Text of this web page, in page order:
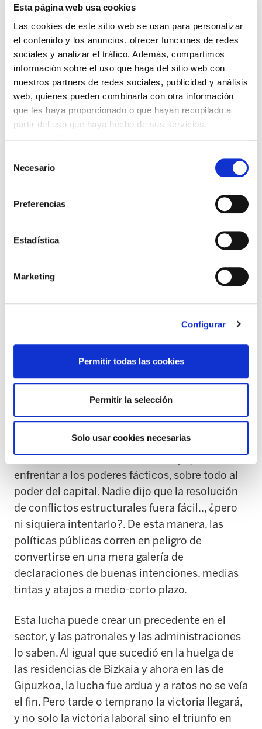
Esta página web usa cookies
Las cookies de este sitio web se usan para personalizar
el contenido y los anuncios, ofrecer funciones de redes
sociales y analizar el tráfico. Además, compartimos
información sobre el uso que haga del sitio web con
nuestros partners de redes sociales, publicidad y análisis
web, quienes pueden combinarla con otra información
que les haya proporcionado o que hayan recopilado a
partir del uso que haya hecho de sus servicios.
Necesario
Preferencias
Estadística
Marketing
Configurar
Permitir todas las cookies
Permitir la selección
Solo usar cookies necesarias
servicio que no debería ser privatizado ni
externalizado, no al menos de esta manera. Es
más, la empresa adjudicataria de este servicio,
Garbialdi, acaba de dar a conocer que ha
firmado la prórroga del servicio hasta el 2020
con el Gobierno vasco en las mismas
condiciones que en la actualidad. La foto es
clara, por tanto.
públicos podrían cambiar de verdad las
especial las de las mujeres que trabajan en
hacen.
apuestan por una igualdad real y efectiva entre
para toda la población?; ¿de verdad se
adhieren a las reivindicaciones que el
movimiento feminista lanzará en las casas y en
las calles este 8 de marzo en la huelga
Sabemos de antemano que el baile de las
responsabilidades entre instituciones es
recurrente, sobre todo cuando hay que
enfrentar a los poderes fácticos, sobre todo al
poder del capital. Nadie dijo que la resolución
de conflictos estructurales fuera fácil.., ¿pero
ni siquiera intentarlo?. De esta manera, las
políticas públicas corren en peligro de
convertirse en una mera galería de
declaraciones de buenas intenciones, medias
tintas y atajos a medio-corto plazo.
Esta lucha puede crear un precedente en el
sector, y las patronales y las administraciones
lo saben. Al igual que sucedió en la huelga de
las residencias de Bizkaia y ahora en las de
Gipuzkoa, la lucha fue ardua y a ratos no se veía
el fin. Pero tarde o temprano la victoria llegará,
y no solo la victoria laboral sino el triunfo en